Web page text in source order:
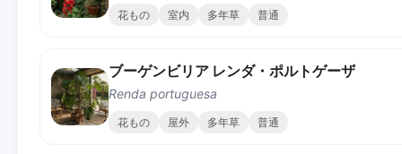
花もの 室内 多年草 普通
ブーゲンビリア レンダ・ポルトゲーザ
Renda portuguesa
花もの 屋外 多年草 普通